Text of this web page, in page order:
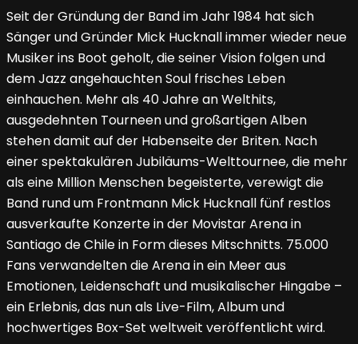
Seit der Gründung der Band im Jahr 1984 hat sich
Sänger und Gründer Mick Hucknall immer wieder neue
Musiker ins Boot geholt, die seiner Vision folgen und
dem Jazz angehauchten Soul frisches Leben
einhauchen. Mehr als 40 Jahre an Welthits,
ausgedehnten Tourneen und großartigen Alben
stehen damit auf der Habenseite der Briten. Nach
einer spektakulären Jubiläums-Welttournee, die mehr
als eine Million Menschen begeisterte, verewigt die
Band rund um Frontmann Mick Hucknall fünf restlos
ausverkaufte Konzerte in der Movistar Arena in
Santiago de Chile in Form dieses Mitschnitts. 75.000
Fans verwandelten die Arena in ein Meer aus
Emotionen, Leidenschaft und musikalischer Hingabe –
ein Erlebnis, das nun als Live-Film, Album und
hochwertiges Box-Set weltweit veröffentlicht wird.